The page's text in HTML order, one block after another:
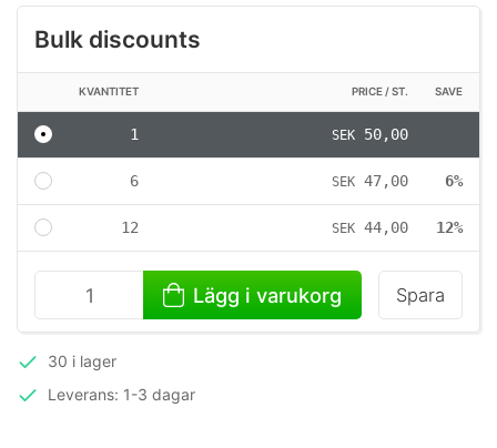
Bulk discounts
KVANTITET PRICE / ST. SAVE
Lägg i varukorg Spara
1 SEK 50,00
6 SEK 47,00 6%
12 SEK 44,00 12%
30 i lager
Leverans: 1-3 dagar